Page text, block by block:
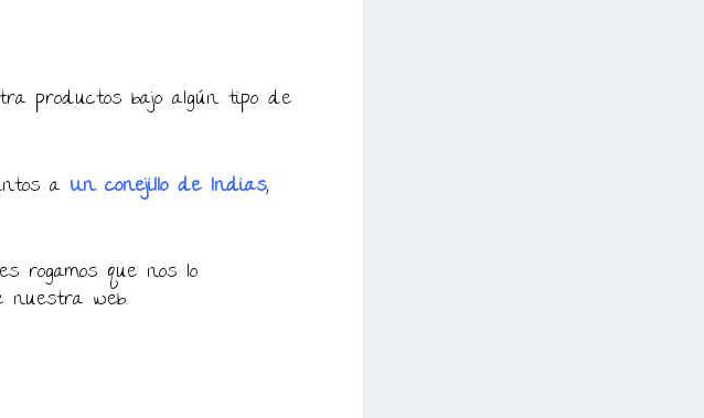
productos bajo algún tipo de
aUn conejillo de Indias,
rogamos que nos lo
web.